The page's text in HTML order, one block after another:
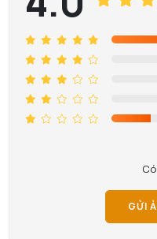
GỬI
Phạm Tuấn Tài đã mua